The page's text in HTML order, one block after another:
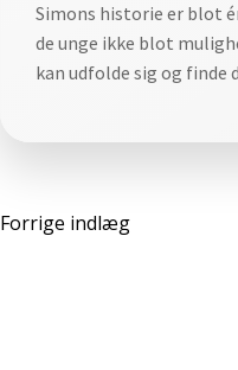
Simons historie er blot
de unge ikke blot
kan udfolde sig og finde
Forrige indlæg